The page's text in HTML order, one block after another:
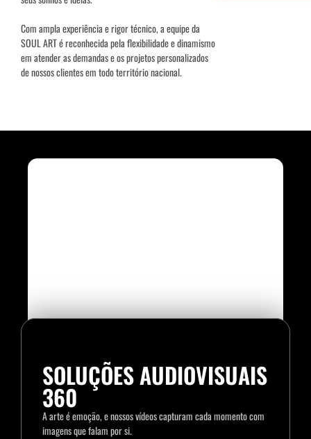
Com ampla experiência e rigor técnico, a equipe da
SOUL ART é reconhecida pela flexibilidade e dinamismo
em atender as demandas e os projetos personalizados
de nossos clientes em todo território nacional.
SOLUÇÕES AUDIOVISUAIS
360
A arte é emoção, e nossos vídeos capturam cada momento com
imagens que falam por si.